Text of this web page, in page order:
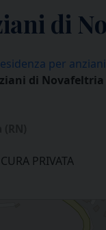
di
per
di Novafeltria
PRIVATA